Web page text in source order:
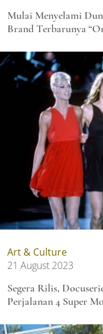
Mulai Menyelami
Brand Terbarunya
Art & Culture
21 August 2023
Segera Rilis,
Perjalanan 4 Super